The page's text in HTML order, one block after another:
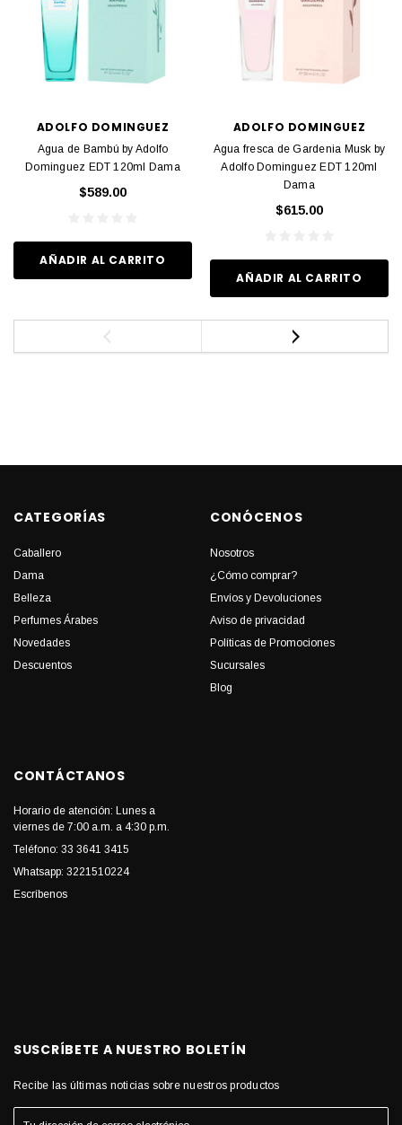
ADOLFO DOMINGUEZ
Agua de Bambú by Adolfo
Dominguez EDT 120ml Dama
$589.00
AÑADIR AL CARRITO
ADOLFO DOMINGUEZ
Agua fresca de Gardenia Musk by
Adolfo Dominguez EDT 120ml
Dama
$615.00
AÑADIR AL CARRITO
CATEGORÍAS
Caballero
Dama
Belleza
Perfumes Árabes
Novedades
Descuentos
CONÓCENOS
Nosotros
¿Cómo comprar?
Envíos y Devoluciones
Aviso de privacidad
Políticas de Promociones
Sucursales
Blog
CONTÁCTANOS
Horario de atención: Lunes a
viernes de 7:00 a.m. a 4:30 p.m.
Teléfono: 33 3641 3415
Whatsapp: 3221510224
Escríbenos
SUSCRÍBETE A NUESTRO BOLETÍN
Recibe las últimas noticias sobre nuestros productos